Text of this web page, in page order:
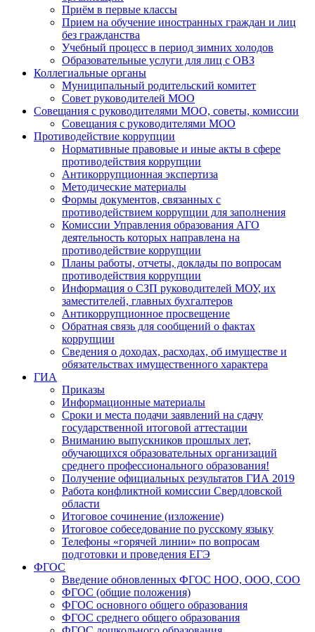
Приём в первые классы
Прием на обучение иностранных граждан и лиц
без гражданства
Учебный процесс в период зимних холодов
Образовательные услуги для лиц с ОВЗ
Коллегиальные органы
Муниципальный родительский комитет
Совет руководителей МОО
Совещания с руководителями МОО, советы, комиссии
Совещания с руководителями МОО
Противодействие коррупции
Нормативные правовые и иные акты в сфере
противодействия коррупции
Антикоррупционная экспертиза
Методические материалы
Формы документов, связанных с
противодействием коррупции для заполнения
Комиссии Управления образования АГО
деятельность которых направлена на
противодействие коррупции
Планы работы, отчеты, доклады по вопросам
противодействия коррупции
Информация о СЗП руководителей МОУ, их
заместителей, главных бухгалтеров
Антикоррупционное просвещение
Обратная связь для сообщений о фактах
коррупции
Сведения о доходах, расходах, об имуществе и
обязательствах имущественного характера
ГИА
Приказы
Информационные материалы
Сроки и места подачи заявлений на сдачу
государственной итоговой аттестации
Вниманию выпускников прошлых лет,
обучающихся образовательных организаций
среднего профессионального образования!
Получение официальных результатов ГИА 2019
Работа конфликтной комиссии Свердловской
области
Итоговое сочинение (изложение)
Итоговое собеседование по русскому языку
Телефоны «горячей линии» по вопросам
подготовки и проведения ЕГЭ
ФГОС
Введение обновленных ФГОС НОО, ООО, СОО
ФГОС (общие положения)
ФГОС основного общего образования
ФГОС среднего общего образования